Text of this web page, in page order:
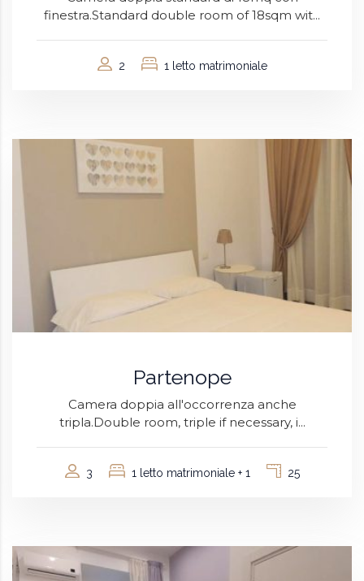
finestra.Standard double room of 18sqm wit...
2 1 letto matrimoniale
Partenope
Camera doppia all'occorrenza anche
tripla.Double room, triple if necessary, i...
3 1 letto matrimoniale + 1 25